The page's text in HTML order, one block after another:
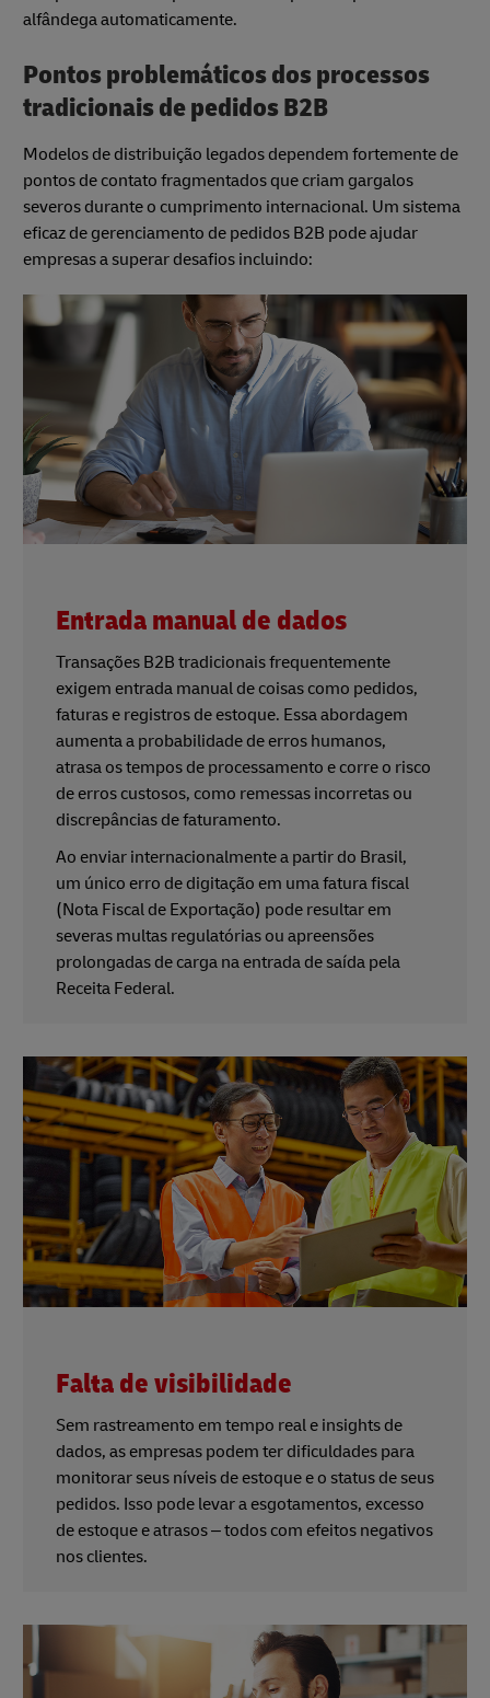
alfândega automaticamente.
Pontos problemáticos dos processos
tradicionais de pedidos B2B
Modelos de distribuição legados dependem fortemente de
pontos de contato fragmentados que criam gargalos
severos durante o cumprimento internacional. Um sistema
eficaz de gerenciamento de pedidos B2B pode ajudar
empresas a superar desafios incluindo:
Entrada manual de dados
Transações B2B tradicionais frequentemente
exigem entrada manual de coisas como pedidos,
faturas e registros de estoque. Essa abordagem
aumenta a probabilidade de erros humanos,
atrasa os tempos de processamento e corre o risco
de erros custosos, como remessas incorretas ou
discrepâncias de faturamento.
Ao enviar internacionalmente a partir do Brasil,
um único erro de digitação em uma fatura fiscal
(Nota Fiscal de Exportação) pode resultar em
severas multas regulatórias ou apreensões
prolongadas de carga na entrada de saída pela
Receita Federal.
Falta de visibilidade
Sem rastreamento em tempo real e insights de
dados, as empresas podem ter dificuldades para
monitorar seus níveis de estoque e o status de seus
pedidos. Isso pode levar a esgotamentos, excesso
de estoque e atrasos – todos com efeitos negativos
nos clientes.